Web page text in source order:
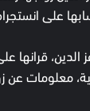
على
قرانها
معلومات عن